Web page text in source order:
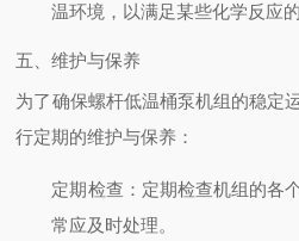
温环境，以满足某些化学反应的
五、维护与保养
为了确保螺杆低温桶泵机组的稳定
行定期的维护与保养：
定期检查 ：定期检查机组的各
常应及时处理。